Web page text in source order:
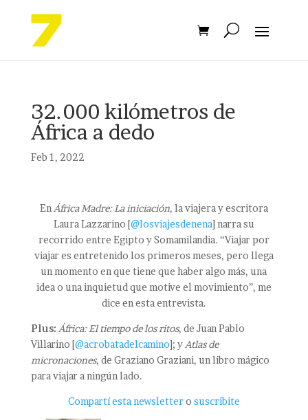
32.000 kilómetros de
África a dedo
Feb 1, 2022
En África Madre: La iniciación, la viajera y escritora
Laura Lazzarino [@losviajesdenena] narra su
recorrido entre Egipto y Somamilandia. “Viajar por
viajar es entretenido los primeros meses, pero llega
un momento en que tiene que haber algo más, una
idea o una inquietud que motive el movimiento”, me
dice en esta entrevista.
Plus: África: El tiempo de los ritos, de Juan Pablo
Villarino [@acrobatadelcamino]; y Atlas de
micronaciones, de Graziano Graziani, un libro mágico
para viajar a ningún lado.
Compartí esta newslettero suscribite